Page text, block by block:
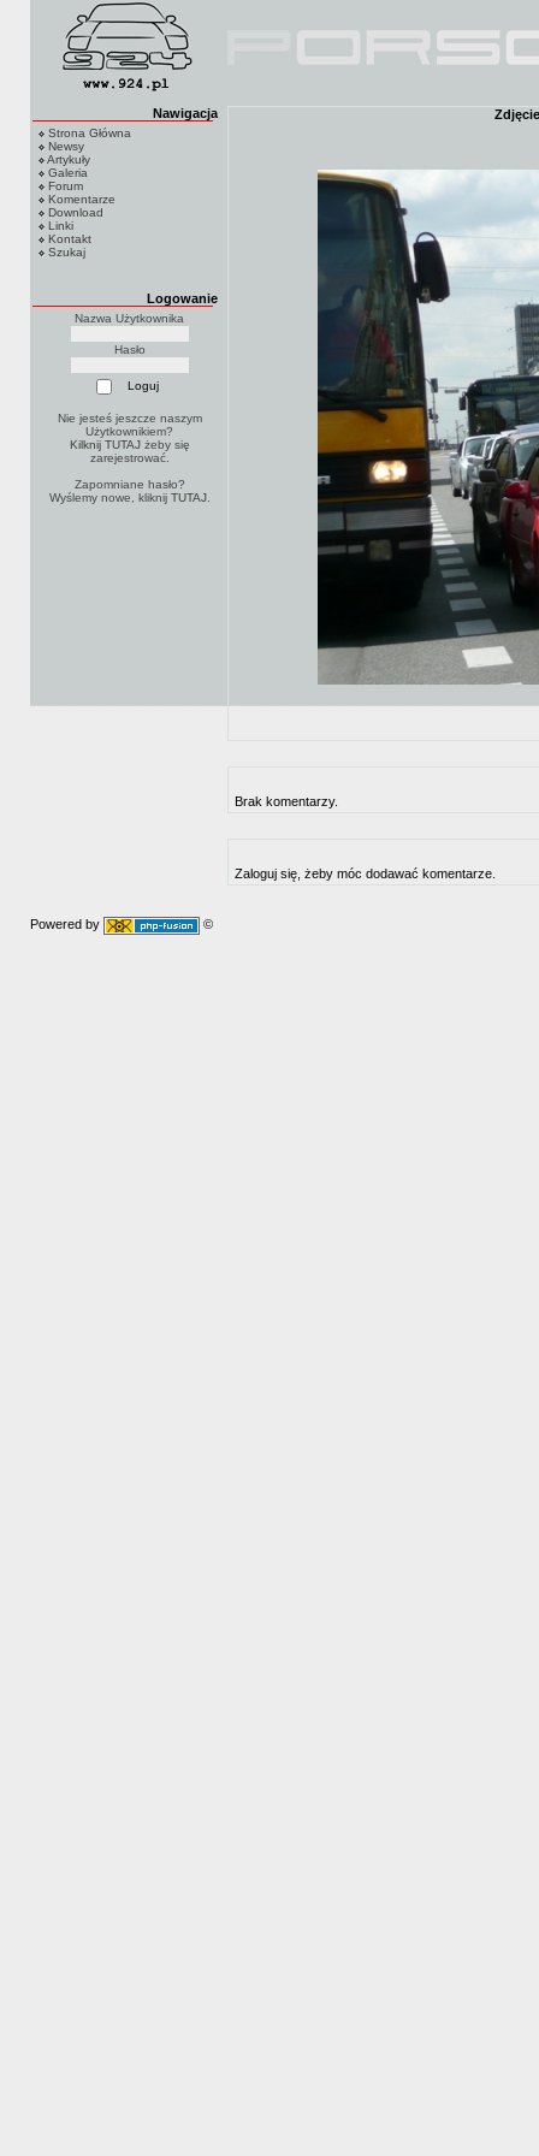
Nawigacja
Strona Główna
Newsy
Artykuły
Galeria
Forum
Komentarze
Download
Linki
Kontakt
Szukaj
Logowanie
Nazwa Użytkownika
Hasło
Nie jesteś jeszcze naszym
Użytkownikiem?
Kilknij TUTAJżeby się
zarejestrować.
Zapomniane hasło?
Wyślemy nowe, kliknij TUTAJ.
Brak komentarzy.
Zaloguj się, żeby móc dodawać komentarze.
Powered by ©